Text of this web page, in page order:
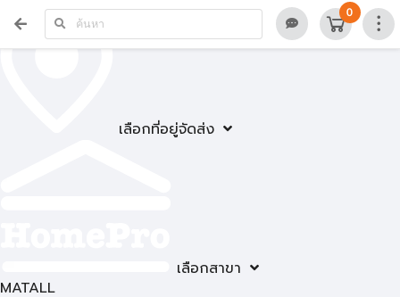
เลือกที่อยู่จัดส่ง
เลือกสาขา
0
MATALL